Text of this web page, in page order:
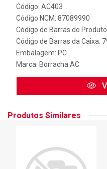
Código: AC403
Código NCM: 87089990
Código de Barras do
Código de Barras da Caixa:
Embalagem: PC
Marca: Borracha AC
Produtos Similares